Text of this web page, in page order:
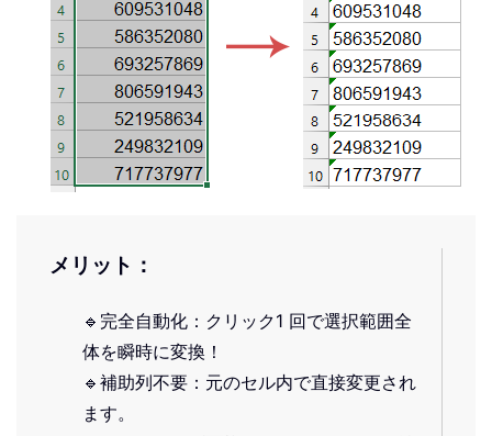
メリット：
🔹完全自動化：クリック1 回で選択範囲全
体を瞬時に変換！
🔹補助列不要：元のセル内で直接変更され
ます。